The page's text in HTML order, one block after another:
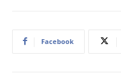
Facebook